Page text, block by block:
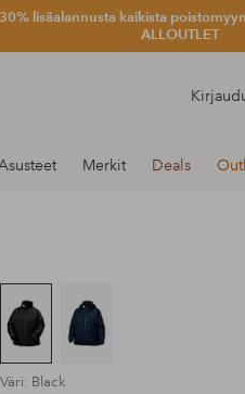
30% lisäalennusta kaikista
ALLOUTLET
Merkit Deals
Väri: Black